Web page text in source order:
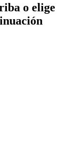
o elige